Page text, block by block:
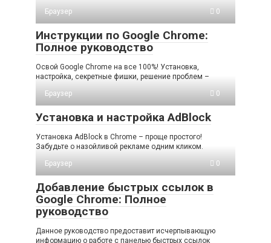
Браузер
0
Инструкции по Google Chrome:
Полное руководство
Освой Google Chrome на все 100%! Установка,
настройка, секретные фишки, решение проблем –
Браузер
0
Установка и настройка AdBlock
Установка AdBlock в Chrome – проще простого!
Забудьте о назойливой рекламе одним кликом.
Браузер
0
Добавление быстрых ссылок в
Google Chrome: Полное
руководство
Данное руководство предоставит исчерпывающую
информацию о работе с панелью быстрых ссылок